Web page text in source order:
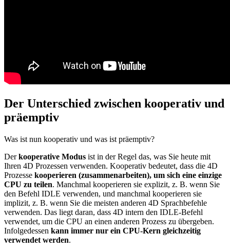
Der Unterschied zwischen kooperativ und
präemptiv
Was ist nun kooperativ und was ist präemptiv?
Derkooperative Modus ist in der Regel das, was Sie heute mit
Ihren 4D Prozessen verwenden. Kooperativ bedeutet, dass die 4D
Prozesse kooperieren (zusammenarbeiten), um sich eine einzige
CPU zu teilen. Manchmal kooperieren sie explizit, z. B. wenn Sie
den Befehl IDLE verwenden, und manchmal kooperieren sie
implizit, z. B. wenn Sie die meisten anderen 4D Sprachbefehle
verwenden. Das liegt daran, dass 4D intern den IDLE-Befehl
verwendet, um die CPU an einen anderen Prozess zu übergeben.
Infolgedessen kann immer nur ein CPU-Kern gleichzeitig
verwendet werden.